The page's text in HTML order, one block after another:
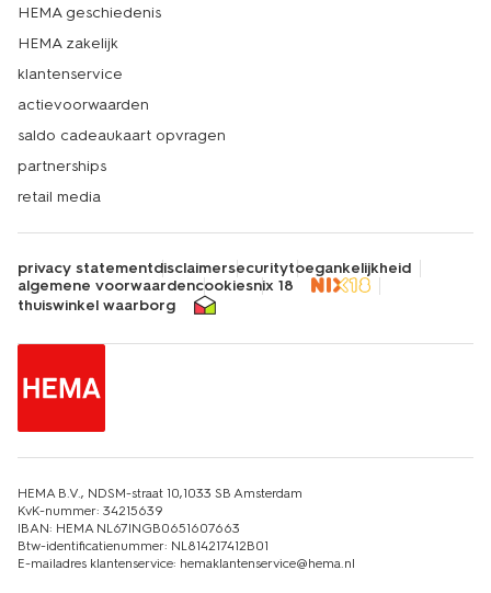
HEMA geschiedenis
HEMA zakelijk
klantenservice
actievoorwaarden
saldo cadeaukaart opvragen
partnerships
retail media
privacy statementdisclaimersecuritytoegankelijkheid
algemene voorwaardencookiesnix 18
thuiswinkel waarborg
HEMA B.V., NDSM-straat 10,1033 SB Amsterdam
KvK-nummer: 34215639
IBAN: HEMA NL67INGB0651607663
Btw-identificatienummer: NL814217412B01
E-mailadres klantenservice: hemaklantenservice@hema.nl